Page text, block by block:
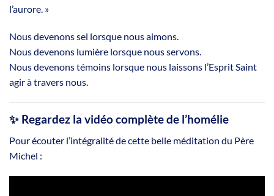
l’aurore. »
Nous devenons sel lorsque nous aimons.
Nous devenons lumière lorsque nous servons.
Nous devenons témoins lorsque nous laissons l’Esprit Saint
agir à travers nous.
✨ Regardez la vidéo complète de l’homélie
Pour écouter l’intégralité de cette belle méditation du Père
Michel :